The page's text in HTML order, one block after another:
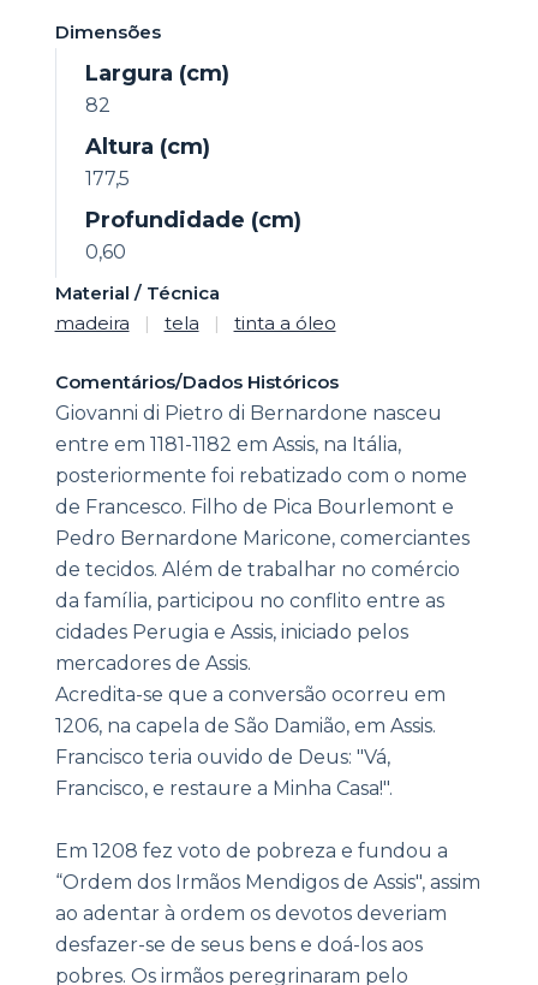
Dimensões
Largura (cm)
82
Altura (cm)
177,5
Profundidade (cm)
0,60
Material / Técnica
madeira
| tela | tinta a óleo
Comentários/Dados Históricos
Giovanni di Pietro di Bernardone nasceu
entre em 1181-1182 em Assis, na Itália,
posteriormente foi rebatizado com o nome
de Francesco. Filho de Pica Bourlemont e
Pedro Bernardone Maricone, comerciantes
de tecidos. Além de trabalhar no comércio
da família, participou no conflito entre as
cidades Perugia e Assis, iniciado pelos
mercadores de Assis.
Acredita-se que a conversão ocorreu em
1206, na capela de São Damião, em Assis.
Francisco teria ouvido de Deus: "Vá,
Francisco, e restaure a Minha Casa!".
Em 1208 fez voto de pobreza e fundou a
“Ordem dos Irmãos Mendigos de Assis", assim
ao adentar à ordem os devotos deveriam
desfazer-se de seus bens e doá-los aos
pobres. Os irmãos peregrinaram pelo